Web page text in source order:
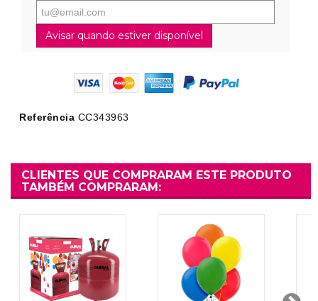
Avisar quando estiver disponível
Referência CC343963
CLIENTES QUE COMPRARAM ESTE PRODUTO
TAMBÉM COMPRARAM: